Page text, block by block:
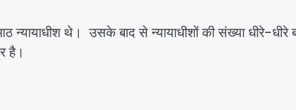
न्यायाधीश थे। उसके बाद से न्यायाधीशों की संख्या धीरे-धीरे
है।